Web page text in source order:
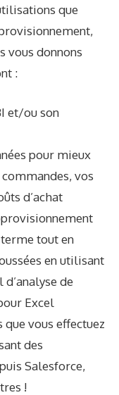
que
vous donnons
:
et/ou son
pour mieux
vos
d’achat
tout en
en utilisant
de
Excel
vous effectuez
des
Salesforce,
!